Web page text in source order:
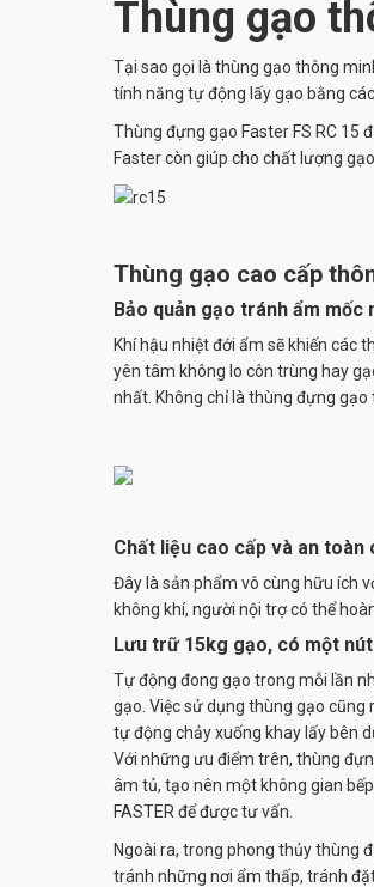
Thùng gạo
Tại sao gọi là thùng gạo thông
tính năng tự động lấy gạo bằng
Thùng đựng gạo Faster FS RC 15
Faster còn giúp cho chất lượng
Thùng gạo cao cấp
Bảo quản gạo tránh ẩm mốc
Khí hậu nhiệt đới ẩm sẽ khiến các
yên tâm không lo côn trùng hay
nhất. Không chỉ là thùng đựng
Chất liệu cao cấp và an toàn
Đây là sản phẩm vô cùng hữu ích
không khí, người nội trợ có thể
Lưu trữ 15kg gạo, có một
Tự động đong gạo trong mỗi lần
gạo. Việc sử dụng thùng gạo
tự động chảy xuống khay lấy bên
Với những ưu điểm trên, thùng
âm tủ, tạo nên một không gian
FASTER để được tư vấn.
Ngoài ra, trong phong thủy thùng
tránh những nơi ẩm thấp, tránh